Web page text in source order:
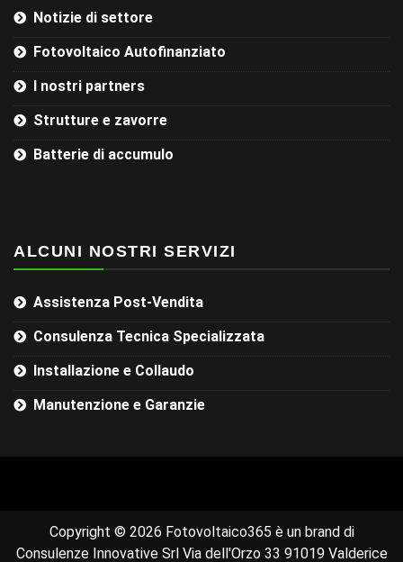
Notizie di settore
Fotovoltaico Autofinanziato
I nostri partners
Strutture e zavorre
Batterie di accumulo
ALCUNI NOSTRI SERVIZI
Assistenza Post-Vendita
Consulenza Tecnica Specializzata
Installazione e Collaudo
Manutenzione e Garanzie
Copyright © 2026 Fotovoltaico365 è un brand di
Consulenze Innovative Srl Via dell'Orzo 33 91019 Valderice